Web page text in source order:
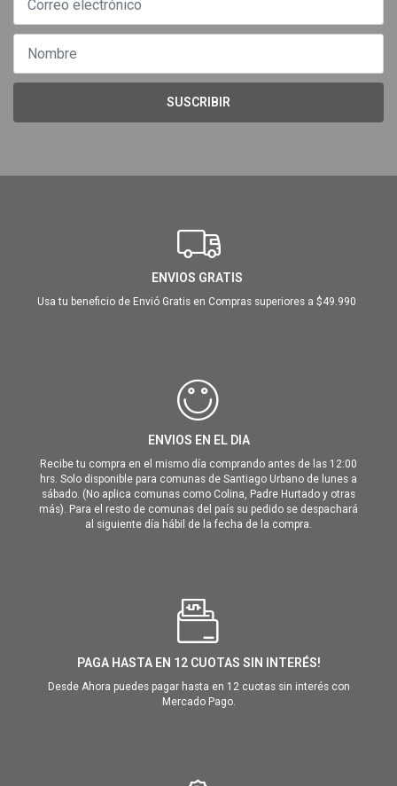
SUSCRIBIR
ENVIOS GRATIS
Usa tu beneficio de Envió Gratis en Compras superiores a $49.990
ENVIOS EN EL DIA
Recibe tu compra en el mismo día comprando antes de las 12:00
hrs. Solo disponible para comunas de Santiago Urbano de lunes a
sábado. (No aplica comunas como Colina, Padre Hurtado y otras
más). Para el resto de comunas del país su pedido se despachará
al siguiente día hábil de la fecha de la compra.
PAGA HASTA EN 12 CUOTAS SIN INTERÉS!
Desde Ahora puedes pagar hasta en 12 cuotas sin interés con
Mercado Pago.